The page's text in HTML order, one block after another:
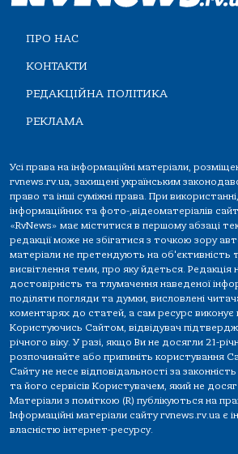
ПРО НАС
КОНТАКТИ
РЕДАКЦІЙНА ПОЛІТИКА
РЕКЛАМА
Усі права на інформаційні матеріали,
rvnews.rv.ua, захищені українським
право та інші суміжні права. При
інформаційних та фото-,відеоматеріалів
«RvNews» має міститися в першому абзаці
редакції може не збігатися з точкою зору
матеріали не претендують на об'єктивність
висвітлення теми, про яку йдеться. Редакція
достовірність та тлумачення наведеної
поділяти погляди та думки, висловлені
коментарях до статей, а сам ресурс виконує
Користуючись Сайтом, відвідувач
річного віку. У разі, якщо Ви не досягли 21-
розпочинайте або припиніть користування
Сайту не несе відповідальності за
та його сервісів Користувачем, який не досяг
Матеріали з поміткою (R) публікуються на
Інформаційні матеріали сайту rvnews.rv.ua є
власністю інтернет-ресурсу.